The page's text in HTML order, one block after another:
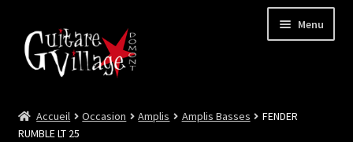
Menu
Neuf
Accueil Occasion Amplis Amplis Basses
FENDER
RUMBLE LT 25